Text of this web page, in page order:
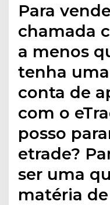
Para
chamada
a menos
tenha
conta de
com o
posso
etrade?
ser uma
matéria